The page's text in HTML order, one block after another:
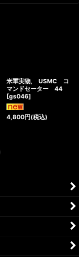
米軍実物, USMC コ
マンドセーター 44
[gs046]
4,800円(税込)